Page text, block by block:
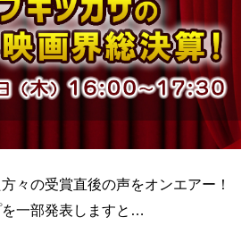
々の受賞直後の声をオンエアー！
一部発表しますと…